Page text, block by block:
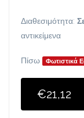
Διαθεσιμότητα:
αντικείμενα
Πίσω Φωτιστικά
€21,12